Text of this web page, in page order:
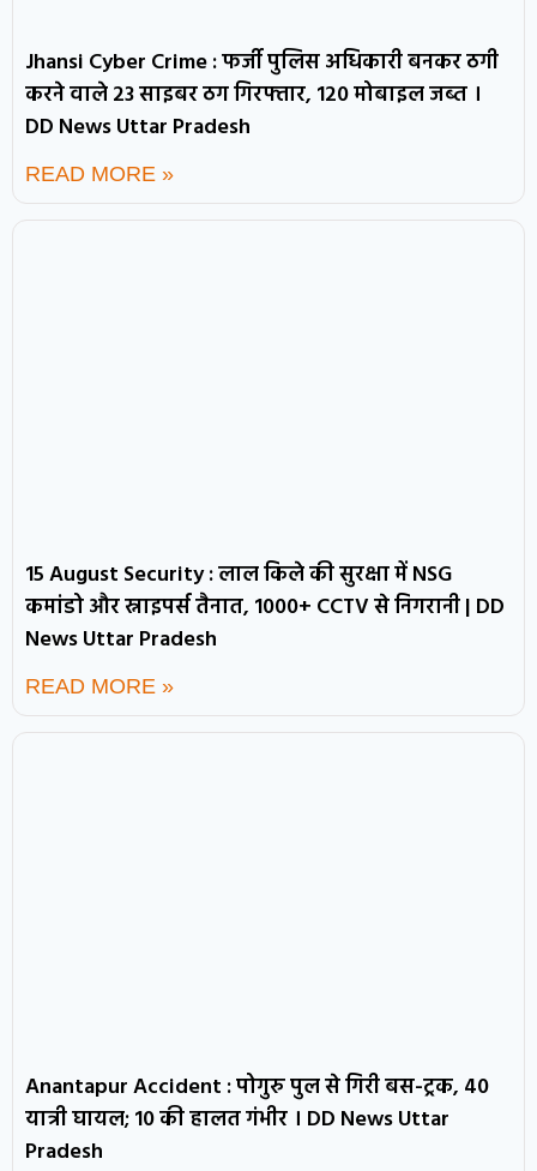
Jhansi Cyber Crime : फर्जी पुलिस अधिकारी बनकर ठगी
करने वाले 23 साइबर ठग गिरफ्तार, 120 मोबाइल जब्त ।
DD News Uttar Pradesh
READ MORE »
15 August Security : लाल किले की सुरक्षा में NSG
कमांडो और स्नाइपर्स तैनात, 1000+ CCTV से निगरानी | DD
News Uttar Pradesh
READ MORE »
Anantapur Accident : पोगुरु पुल से गिरी बस-ट्रक, 40
यात्री घायल; 10 की हालत गंभीर । DD News Uttar
Pradesh